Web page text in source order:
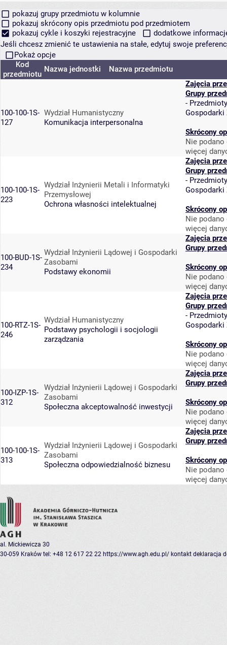
pokazuj grupy przedmiotu w kolumnie
pokazuj skrócony opis przedmiotu pod przedmiotem
pokazuj cykle i koszyki rejestracyjne
dodatkowe
Jeśli chcesz zmienić te ustawienia na stałe, edytuj swoje
Pokaż opcje
Kod
przedmiotu
Nazwa jednostki Nazwa przedmiotu
100-100-1S-
127
Wydział Humanistyczny
Komunikacja interpersonalna
Zajęcia
Grupy
-
Gospodarki
Skrócony
Nie
więcej
100-100-1S-
223
Wydział Inżynierii Metali i Informatyki
Przemysłowej
Ochrona własności intelektualnej
Zajęcia
Grupy
-
Gospodarki
Skrócony
Nie
więcej
100-BUD-1S-
234
Wydział Inżynierii Lądowej i Gospodarki
Zasobami
Podstawy ekonomii
Zajęcia
Grupy
Skrócony
Nie
więcej
100-RTZ-1S-
246
Wydział Humanistyczny
Podstawy psychologii i socjologii
zarządzania
Zajęcia
Grupy
-
Gospodarki
Skrócony
Nie
więcej
100-IZP-1S-
312
Wydział Inżynierii Lądowej i Gospodarki
Zasobami
Społeczna akceptowalność inwestycji
Zajęcia
Grupy
Skrócony
Nie
więcej
100-100-1S-
313
Wydział Inżynierii Lądowej i Gospodarki
Zasobami
Społeczna odpowiedzialność biznesu
Zajęcia
Grupy
Skrócony
Nie
więcej
al. Mickiewicza 30
30-059 Kraków tel: +48 12 617 22 22 https://www.agh.edu.pl/ kontakt deklaracja